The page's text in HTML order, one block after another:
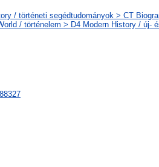
/ történeti segédtudományok > CT
/ történelem > D4 Modern History / új-